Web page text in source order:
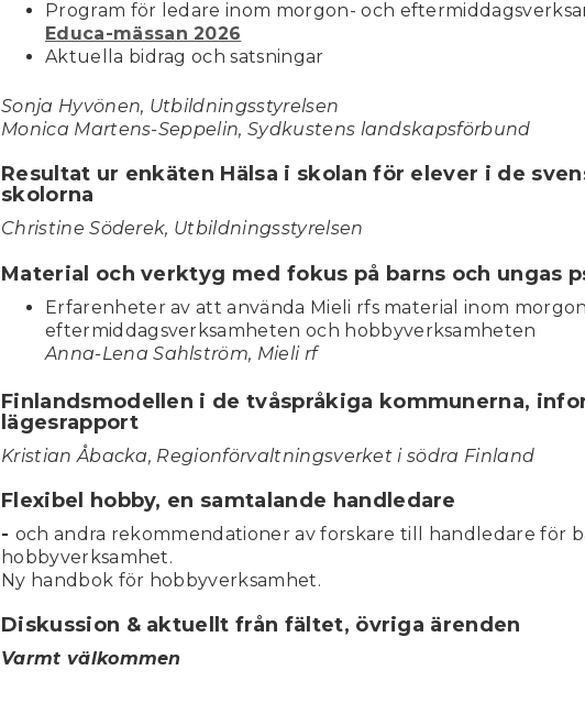
Program för ledare inom morgon- och
Educa-mässan 2026
Aktuella bidrag och satsningar
Sonja Hyvönen, Utbildningsstyrelsen
Monica Martens-Seppelin, Sydkustens landskapsförbund
Resultat ur enkäten Hälsa i skolan för elever i de
skolorna
Christine Söderek, Utbildningsstyrelsen
Material och verktyg med fokus på barns och ungas
Erfarenheter av att använda Mieli rfs material inom
eftermiddagsverksamheten och hobbyverksamheten
Anna-Lena Sahlström, Mieli rf
Finlandsmodellen i de tvåspråkiga kommunerna,
lägesrapport
Kristian Åbacka, Regionförvaltningsverket i södra Finland
Flexibel hobby, en samtalande handledare
- och andra rekommendationer av forskare till handledare för
hobbyverksamhet.
Ny handbok för hobbyverksamhet.
Diskussion & aktuellt från fältet, övriga ärenden
Varmt välkommen